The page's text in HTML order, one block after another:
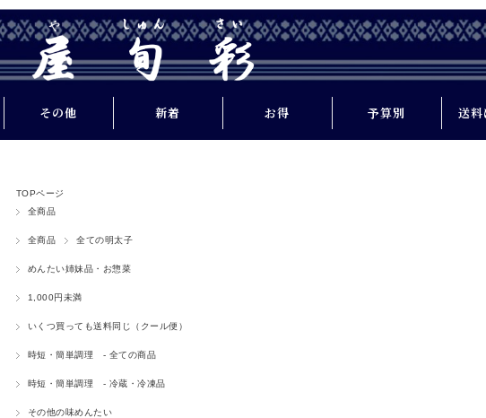
その他
常温の福岡土産
お肉類
お魚類
飲料水
新着 お得 予算別 送
TOPページ
全商品
全商品 全ての明太子
めんたい姉妹品・お惣菜
1,000円未満
いくつ買っても送料同じ（クール便）
時短・簡単調理 - 全ての商品
時短・簡単調理 - 冷蔵・冷凍品
その他の味めんたい